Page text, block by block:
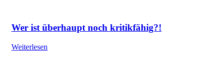
Wer ist überhaupt noch kritikfähig?!
Weiterlesen